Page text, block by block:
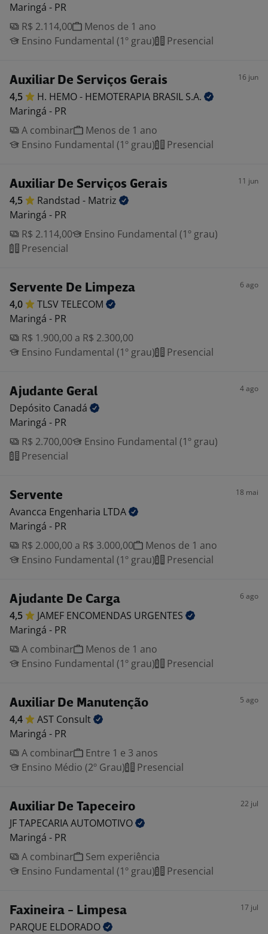
Maringá - PR
R$ 2.114,00
Menos de 1 ano
Ensino Fundamental (1º grau)
Presencial
Auxiliar De Serviços Gerais 16 jun
4,5 H. HEMO - HEMOTERAPIA BRASIL S.A.
Maringá - PR
A combinar
Menos de 1 ano
Ensino Fundamental (1º grau)
Presencial
Auxiliar De Serviços Gerais 11 jun
4,5 Randstad - Matriz
Maringá - PR
R$ 2.114,00
Ensino Fundamental (1º grau)
Presencial
Servente De Limpeza 6 ago
4,0 TLSVTELECOM
Maringá - PR
R$ 1.900,00 a R$ 2.300,00
Ensino Fundamental (1º grau)
Presencial
Ajudante Geral 4 ago
Depósito Canadá
Maringá - PR
R$ 2.700,00
Ensino Fundamental (1º grau)
Presencial
Servente 18 mai
Avancca Engenharia LTDA
Maringá - PR
R$ 2.000,00 a R$ 3.000,00
Menos de 1 ano
Ensino Fundamental (1º grau)
Presencial
Ajudante De Carga 6 ago
4,5 JAMEF ENCOMENDAS URGENTES
Maringá - PR
A combinar
Menos de 1 ano
Ensino Fundamental (1º grau)
Presencial
Auxiliar De Manutenção 5 ago
4,4 AST Consult
Maringá - PR
A combinar
Entre 1 e 3 anos
Ensino Médio (2º Grau)
Presencial
Auxiliar De Tapeceiro 22 jul
JF TAPECARIAAUTOMOTIVO
Maringá - PR
A combinar
Sem experiência
Ensino Fundamental (1º grau)
Presencial
Faxineira - Limpesa 17 jul
PARQUE ELDORADO